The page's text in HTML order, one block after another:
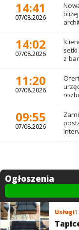
14:41
07/08.2026
14:02
07/08.2026
z
11:20
07/08.2026
09:55
07/08.2026
Ogłoszenia
Usługi